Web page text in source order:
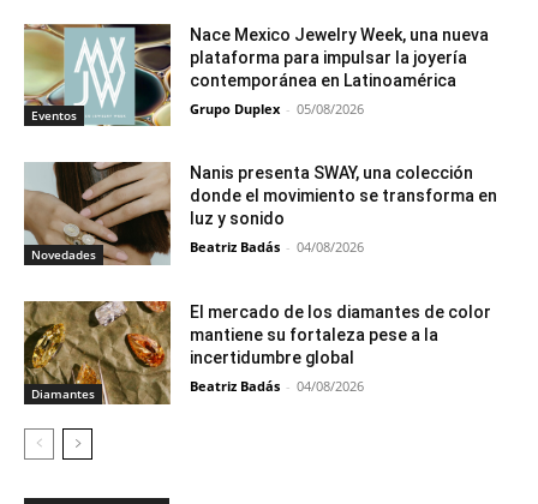
Eventos
Nace Mexico Jewelry Week, una nueva
plataforma para impulsar la joyería
contemporánea en Latinoamérica
Grupo Duplex - 05/08/2026
Novedades
Nanis presenta SWAY, una colección
donde el movimiento se transforma en
luz y sonido
Beatriz Badás - 04/08/2026
Diamantes
El mercado de los diamantes de color
mantiene su fortaleza pese a la
incertidumbre global
Beatriz Badás - 04/08/2026